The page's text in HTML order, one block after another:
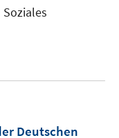
Deutschen